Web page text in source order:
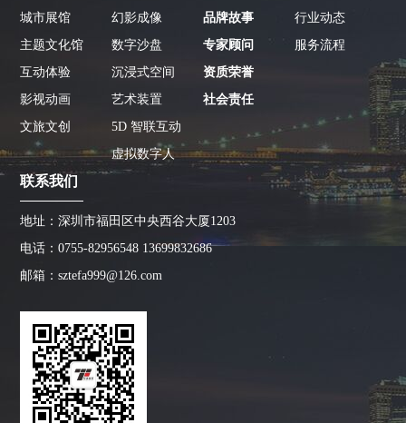
城市展馆
主题文化馆
互动体验
影视动画
文旅文创
幻影成像
数字沙盘
沉浸式空间
艺术装置
5D 智联互动
虚拟数字人
品牌故事
专家顾问
资质荣誉
社会责任
行业动态
服务流程
联系我们
地址：深圳市福田区中央西谷大厦1203
电话：0755-82956548 13699832686
邮箱：sztefa999@126.com